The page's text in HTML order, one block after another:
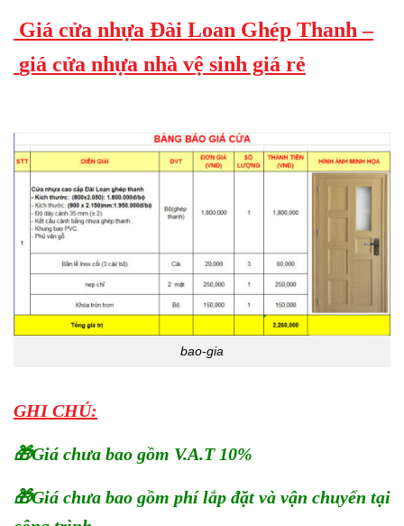
Giá cửa nhựa Đài Loan Ghép Thanh –
giá cửa nhựa nhà vệ sinh giá rẻ
bao-gia
GHI CHÚ:
🎁Giá chưa bao gồm V.A.T 10%
🎁Giá chưa bao gồm phí lắp đặt và vận chuyển tại